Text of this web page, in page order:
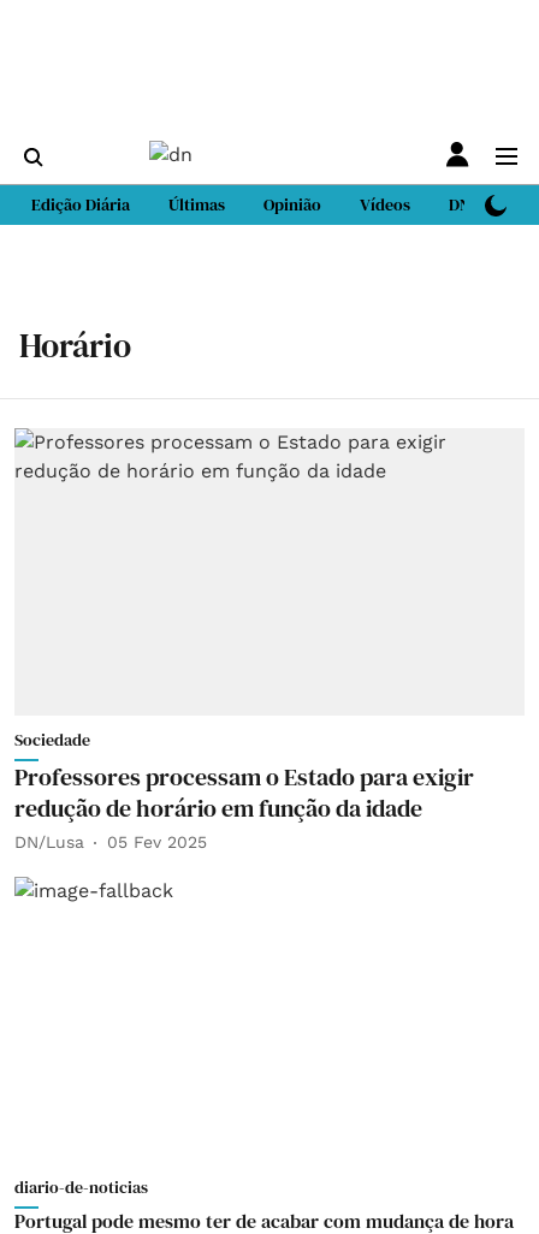
Edição Diária Últimas Opinião Vídeos DN Sport
Horário
Sociedade
Professores processam o Estado para exigir
redução de horário em função da idade
DN/Lusa 05 Fev 2025
diario-de-noticias
Portugal pode mesmo ter de acabar com mudança de hora